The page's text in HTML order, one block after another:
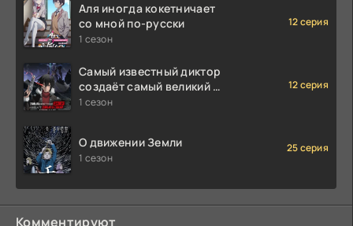
Аля иногда кокетничает
со мной по-русски
1 сезон
12 серия
Самый известный диктор
создаёт самый великий в
мире клан
1 сезон
12 серия
О движении Земли
1 сезон
25 серия
Комментируют